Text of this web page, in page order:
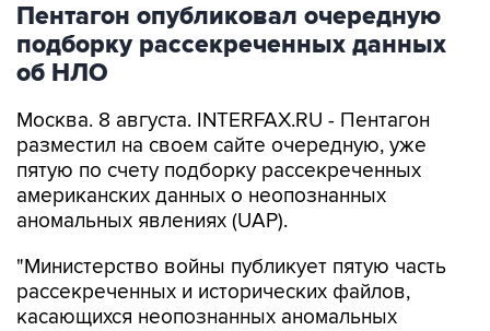
Пентагон опубликовал очередную
подборку рассекреченных данных
об НЛО
Москва. 8 августа. INTERFAX.RU - Пентагон
разместил на своем сайте очередную, уже
пятую по счету подборку рассекреченных
американских данных о неопознанных
аномальных явлениях (UAP).
"Министерство войны публикует пятую часть
рассекреченных и исторических файлов,
касающихся неопознанных аномальных